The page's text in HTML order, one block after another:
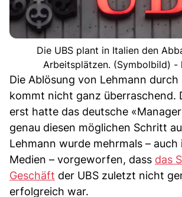
Die UBS plant in Italien den
Arbeitsplätzen. (Symbolbild) -
Die Ablösung von Lehmann durch
kommt nicht ganz überraschend.
erst hatte das deutsche
genau diesen möglichen Schritt
Lehmann wurde mehrmals – auch
Medien – vorgeworfen, dass das
Geschäft der UBS zuletzt nicht
erfolgreich war.